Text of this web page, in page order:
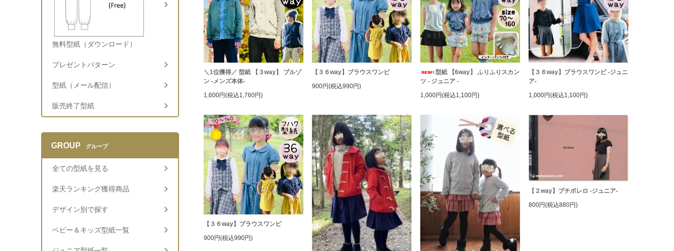
＼1位獲得／ 型紙 【３way】 ブルゾ
ン -メンズ本体-
1,600円(税込1,760円)
【３６way】ブラウスワンピ
900円(税込990円)
型紙 【6way】 ふりふりスカン
ツ - ジュニア -
1,000円(税込1,100円)
【３６way】ブラウスワンピ -ジュニ
ア-
1,000円(税込1,100円)
【３６way】ブラウスワンピ
900円(税込990円)
【２way】プチボレロ -ジュニア-
800円(税込880円)
無料型紙（ダウンロード）
プレゼントパターン
型紙（メール配信）
販売終了型紙
GROUP グループ
全ての型紙を見る
楽天ランキング獲得商品
デザイン別で探す
ベビー＆キッズ型紙一覧